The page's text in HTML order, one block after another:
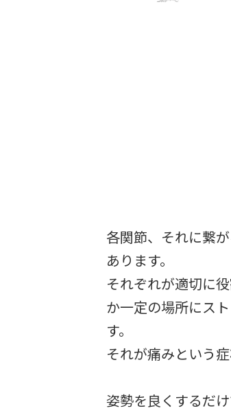
各関節、それに繋
あります。
それぞれが適切に
か一定の場所にス
す。
それが痛みという
姿勢を良くするだ